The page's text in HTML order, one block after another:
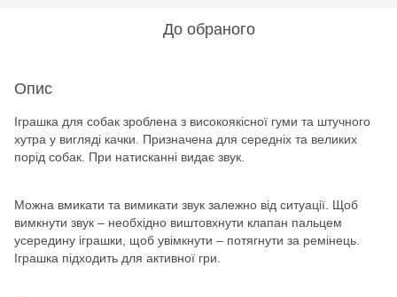
До обраного
Опис
Іграшка для собак зроблена з високоякісної гуми та штучного
хутра у вигляді качки. Призначена для середніх та великих
порід собак. При натисканні видає звук.
Можна вмикати та вимикати звук залежно від ситуації. Щоб
вимкнути звук – необхідно виштовхнути клапан пальцем
усередину іграшки, щоб увімкнути – потягнути за ремінець.
Іграшка підходить для активної гри.